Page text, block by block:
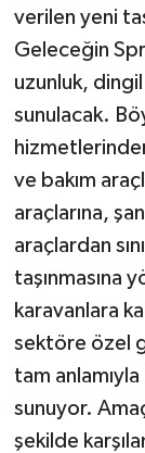
verilen yeni
Geleceğin
uzunluk,
sunulacak.
ve bakım
araçlarına,
araçlardan
taşınmasına
karavanlara
sektöre özel
tam
sunuyor.
şekilde